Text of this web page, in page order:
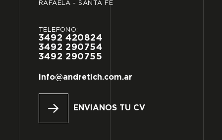
RAFAELA
- SANTA FE
TELÉFONO:
3492 420824
3492 290754
3492 290755
info@andretich.com.ar
ENVIANOS TU CV